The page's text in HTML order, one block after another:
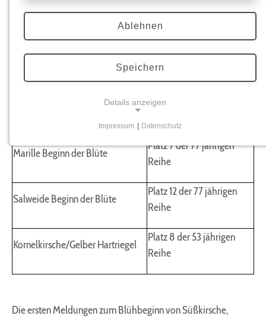
Hasel Beginn der Blüte
Reihe
Schneeglöckchen Beginn der
Platz 24 der 79 jährigen
Reihe
Frühlingsknotenblume Beginn der Platz 17 der 65 jährigen
Marille Beginn der Blüte
Platz 7 der 77 jährigen
Reihe
Salweide Beginn der Blüte
Platz 12 der 77 jährigen
Reihe
Kornelkirsche/Gelber Hartriegel
Platz 8 der 53 jährigen
Reihe
Die ersten Meldungen zum Blühbeginn von Süßkirsche,
Ablehnen
Speichern
Details anzeigen
Notwendige Cookies ermöglichen grundlegende
der Website erforderlich.
Benutzer-Anmeldungscookie
fe_typo_user
Cookie Laufzeit:
Impressum Datenschutz